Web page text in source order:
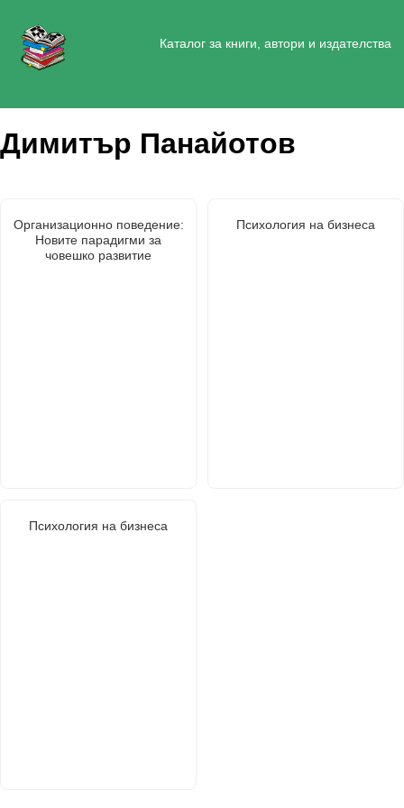
Каталог за книги, автори и издателства
Димитър Панайотов
Организационно поведение:
Новите парадигми за
човешко развитие
Психология на бизнеса
Психология на бизнеса